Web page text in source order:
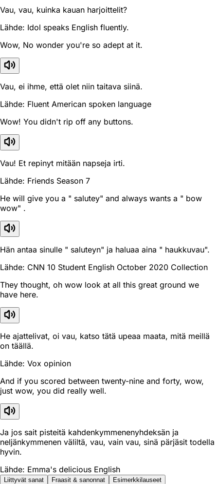
Vau, vau, kuinka kauan harjoittelit?
Lähde: Idol speaks English fluently.
Wow, No wonder you're so adept at it.
Vau, ei ihme, että olet niin taitava siinä.
Lähde: Fluent American spoken language
Wow! You didn't rip off any buttons.
Vau! Et repinyt mitään napseja irti.
Lähde: Friends Season 7
He will give you a " salutey" and always wants a " bow
wow" .
Hän antaa sinulle " saluteyn" ja haluaa aina " haukkuvau".
Lähde: CNN 10 Student English October 2020 Collection
They thought, oh wow look at all this great ground we
have here.
He ajattelivat, oi vau, katso tätä upeaa maata, mitä meillä
on täällä.
Lähde: Vox opinion
And if you scored between twenty-nine and forty, wow,
just wow, you did really well.
Ja jos sait pisteitä kahdenkymmenenyhdeksän ja
neljänkymmenen väliltä, vau, vain vau, sinä pärjäsit todella
hyvin.
Lähde: Emma's delicious English
Liittyvät sanat Fraasit & sanonnat
Esimerkkilauseet